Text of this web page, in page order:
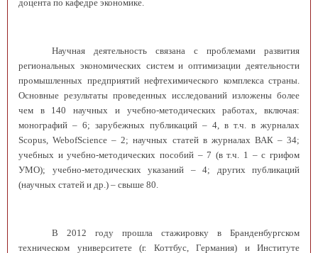
доцента по кафедре экономике.
Научная деятельность связана с проблемами развития
региональных экономических систем и оптимизации деятельности
промышленных предприятий нефтехимического комплекса страны.
Основные результаты проведенных исследований изложены более
чем в 140 научных и учебно-методических работах, включая:
монографий – 6; зарубежных публикаций – 4, в т.ч. в журналах
Scopus,WebofScience – 2; научных статей в журналах ВАК – 34;
учебных и учебно-методических пособий – 7 (в т.ч. 1 – с грифом
УМО); учебно-методических указаний – 4; других публикаций
(научных статей и др.) – свыше 80.
В 2012 году прошластажировку в Бранденбургском
техническом университете (г. Коттбус, Германия) и Институте